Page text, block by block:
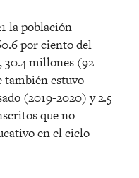
la población
por ciento del
30.4 millones (92
también estuvo
(2019-2020) y 2.5
que no
en el ciclo